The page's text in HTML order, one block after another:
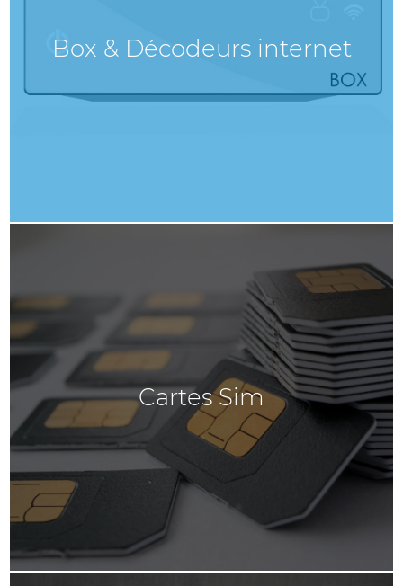
Box & Décodeurs internet
Cartes Sim